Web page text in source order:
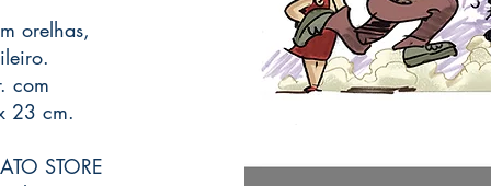
orelhas,
com
23 cm.
STORE